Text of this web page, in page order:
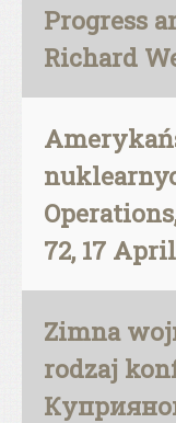
Progress
Richard
72, 17
Zimna
rodzaj